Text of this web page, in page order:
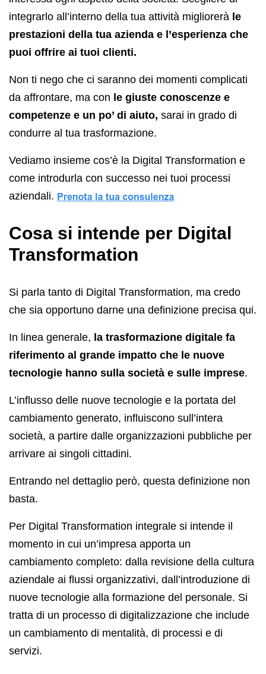
integrarlo all’interno della tua attività migliorerà le
prestazioni della tua azienda e l’esperienza che
puoi offrire ai tuoi clienti.
Non ti nego che ci saranno dei momenti complicati
da affrontare, ma con le giuste conoscenze e
competenze e un po’ di aiuto, sarai in grado di
condurre al tua trasformazione.
Vediamo insieme cos’è la Digital Transformation e
come introdurla con successo nei tuoi processi
aziendali.
Cosa si intende per Digital
Transformation
Si parla tanto di Digital Transformation, ma credo
che sia opportuno darne una definizione precisa qui.
In linea generale, la trasformazione digitale fa
riferimento al grande impatto che le nuove
tecnologie hanno sulla società e sulle imprese.
L’influsso delle nuove tecnologie e la portata del
cambiamento generato, influiscono sull’intera
società, a partire dalle organizzazioni pubbliche per
arrivare ai singoli cittadini.
Entrando nel dettaglio però, questa definizione non
basta.
Per Digital Transformation integrale si intende il
momento in cui un’impresa apporta un
cambiamento completo: dalla revisione della cultura
aziendale ai flussi organizzativi, dall’introduzione di
nuove tecnologie alla formazione del personale. Si
tratta di un processo di digitalizzazione che include
un cambiamento di mentalità, di processi e di
servizi.